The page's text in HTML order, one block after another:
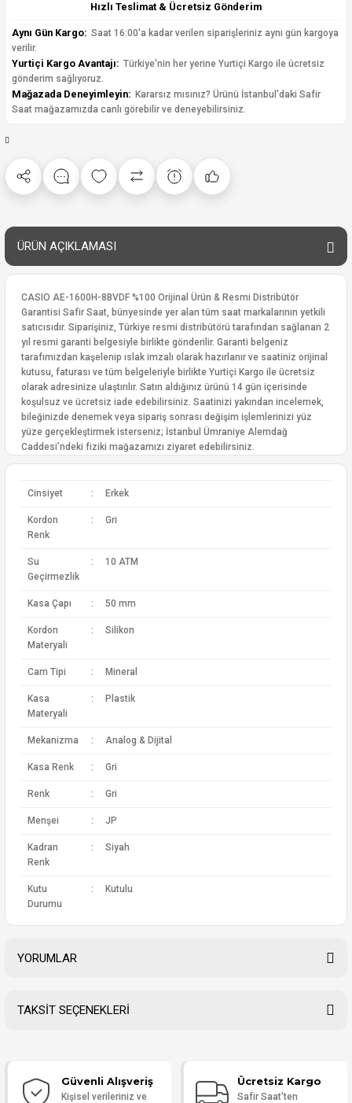
Hızlı Teslimat & Ücretsiz Gönderim
Aynı Gün Kargo: Saat 16:00'a kadar verilen siparişleriniz aynı gün kargoya
verilir.
Yurtiçi Kargo Avantajı: Türkiye'nin her yerine Yurtiçi Kargo ile ücretsiz
gönderim sağlıyoruz.
Mağazada Deneyimleyin: Kararsız mısınız? Ürünü İstanbul'daki Safir
Saat mağazamızda canlı görebilir ve deneyebilirsiniz.
ÜRÜN AÇIKLAMASI
CASIO AE-1600H-8BVDF %100 Orijinal Ürün & Resmi Distribütör
Garantisi Safir Saat, bünyesinde yer alan tüm saat markalarının yetkili
satıcısıdır. Siparişiniz, Türkiye resmi distribütörü tarafından sağlanan 2
yıl resmi garanti belgesiyle birlikte gönderilir. Garanti belgeniz
tarafımızdan kaşelenip ıslak imzalı olarak hazırlanır ve saatiniz orijinal
kutusu, faturası ve tüm belgeleriyle birlikte Yurtiçi Kargo ile ücretsiz
olarak adresinize ulaştırılır. Satın aldığınız ürünü 14 gün içerisinde
koşulsuz ve ücretsiz iade edebilirsiniz. Saatinizi yakından incelemek,
bileğinizde denemek veya sipariş sonrası değişim işlemlerinizi yüz
yüze gerçekleştirmek isterseniz; İstanbul Ümraniye Alemdağ
Caddesi’ndeki fiziki mağazamızı ziyaret edebilirsiniz.
Cinsiyet : Erkek
Kordon
Renk
: Gri
Su
Geçirmezlik
: 10 ATM
Kasa Çapı : 50 mm
Kordon
Materyali
: Silikon
Cam Tipi : Mineral
Kasa
Materyali
: Plastik
Mekanizma : Analog & Dijital
Kasa Renk : Gri
Renk : Gri
Menşei : JP
Kadran
Renk
: Siyah
Kutu
Durumu
: Kutulu
YORUMLAR
Yorum Yaz
TAKSİT SEÇENEKLERİ
Güvenli Alışveriş
Kişisel verileriniz ve
Ücretsiz Kargo
Safir Saat'ten